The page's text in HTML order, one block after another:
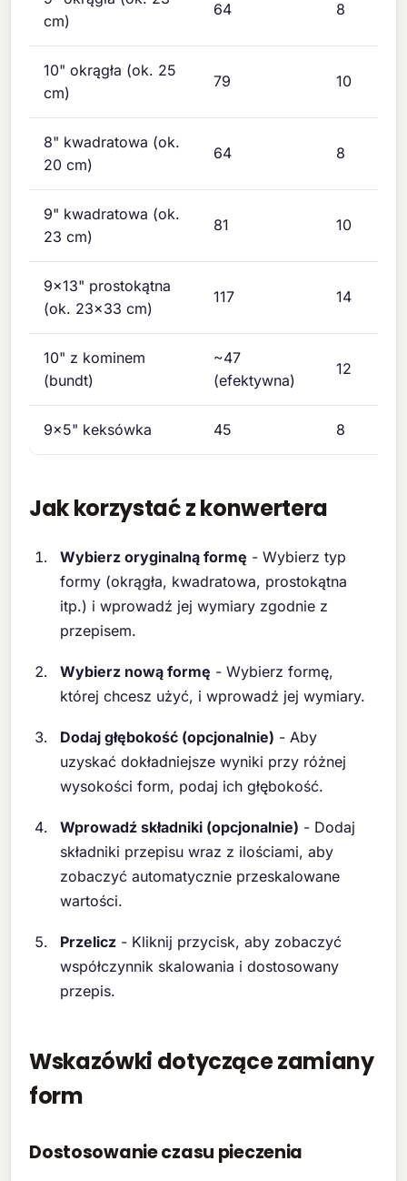
cm)
64 8
10" okrągła (ok. 25
cm)
79 10
8" kwadratowa (ok.
20 cm)
64 8
9" kwadratowa (ok.
23 cm)
81 10
9x13" prostokątna
(ok. 23x33 cm)
117 14
10" z kominem
(bundt)
~47
(efektywna)
12
9x5" keksówka 45 8
Jak korzystać z konwertera
Wybierz oryginalną formę - Wybierz typ
formy (okrągła, kwadratowa, prostokątna
itp.) i wprowadź jej wymiary zgodnie z
przepisem.
Wybierz nową formę - Wybierz formę,
której chcesz użyć, i wprowadź jej wymiary.
Dodaj głębokość (opcjonalnie) - Aby
uzyskać dokładniejsze wyniki przy różnej
wysokości form, podaj ich głębokość.
Wprowadź składniki (opcjonalnie) - Dodaj
składniki przepisu wraz z ilościami, aby
zobaczyć automatycznie przeskalowane
wartości.
Przelicz - Kliknij przycisk, aby zobaczyć
współczynnik skalowania i dostosowany
przepis.
Wskazówki dotyczące zamiany
form
Dostosowanie czasu pieczenia